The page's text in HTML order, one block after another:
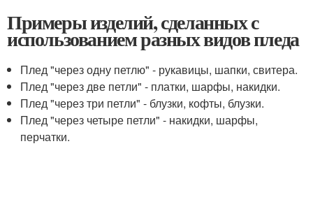
Примеры изделий, сделанных с
использованием разных видов пледа
Плед "через одну петлю" - рукавицы, шапки, свитера.
Плед "через две петли" - платки, шарфы, накидки.
Плед "через три петли" - блузки, кофты, блузки.
Плед "через четыре петли" - накидки, шарфы,
перчатки.